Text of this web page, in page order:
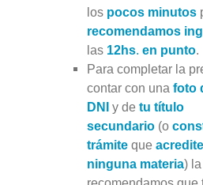
los pocos minutos
recomendamos
las 12hs. en punto.
Para completar la
contar con una foto
DNI
y de tu título
secundario (o
trámite que
ninguna materia)